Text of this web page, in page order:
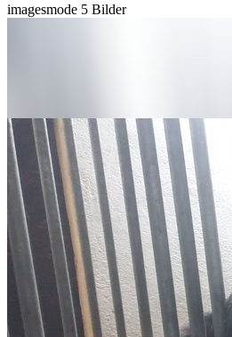
imagesmode 5 Bilder